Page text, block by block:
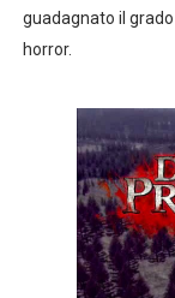
guadagnato il
horror.